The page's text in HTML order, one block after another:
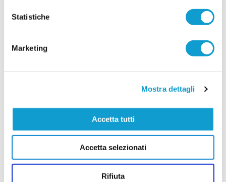
Statistiche
Marketing
Mostra dettagli
Accetta tutti
Accetta selezionati
Rifiuta